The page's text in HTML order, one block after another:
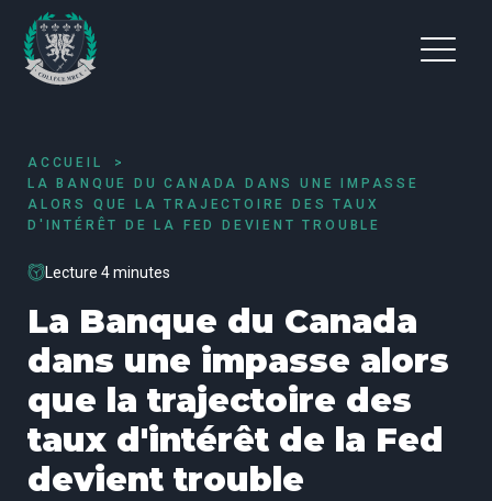
ACCUEIL
LA BANQUE DU CANADA DANS UNE IMPASSE
ALORS QUE LA TRAJECTOIRE DES TAUX
D'INTÉRÊT DE LA FED DEVIENT TROUBLE
Lecture 4 minutes
La Banque du Canada
dans une impasse alors
que la trajectoire des
taux d'intérêt de la Fed
devient trouble